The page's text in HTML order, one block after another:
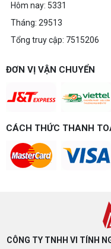
Hôm nay: 5331
Tháng: 29513
Tổng truy cập: 7515206
ĐƠN VỊ VẬN CHUYỂN
CÁCH THỨC THANH
CÔNG TY TNHH VI TÍNH